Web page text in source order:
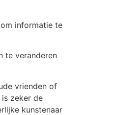
informatie te
te veranderen
vrienden of
zeker de
kunstenaar